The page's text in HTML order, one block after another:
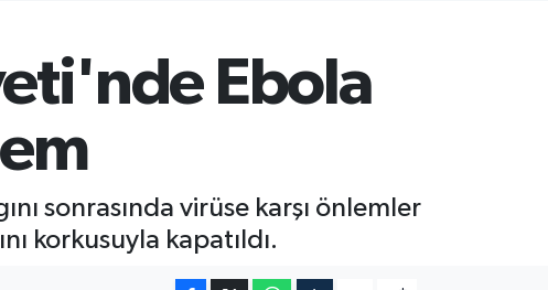
BİST100
13.779
%-14
Ebola
sonrasında virüse karşı önlemler
korkusuyla kapatıldı.